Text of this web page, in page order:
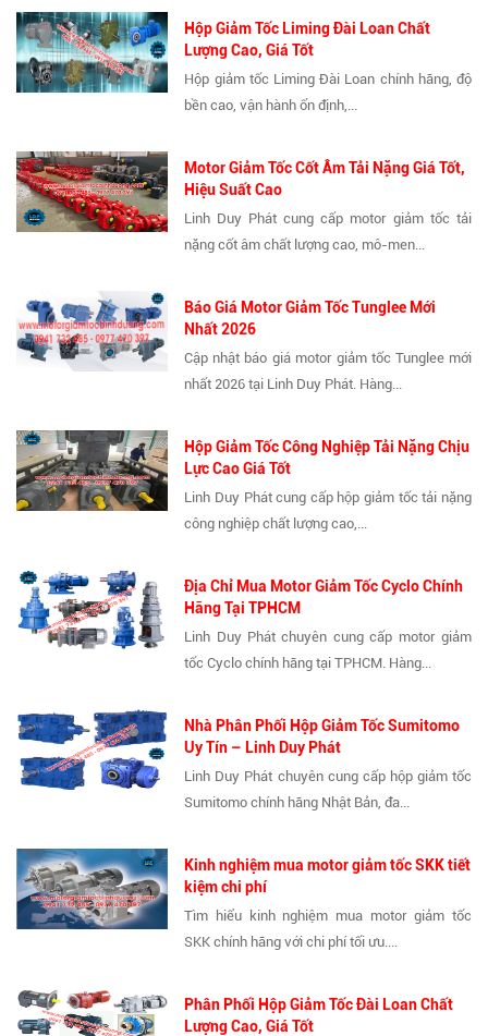
Hộp Giảm Tốc Liming Đài Loan Chất
Lượng Cao, Giá Tốt
Hộp giảm tốc Liming Đài Loan chính hãng, độ
bền cao, vận hành ổn định,...
Motor Giảm Tốc Cốt Âm Tải Nặng Giá Tốt,
Hiệu Suất Cao
Linh Duy Phát cung cấp motor giảm tốc tải
nặng cốt âm chất lượng cao, mô-men...
Báo Giá Motor Giảm Tốc Tunglee Mới
Nhất 2026
Cập nhật báo giá motor giảm tốc Tunglee mới
nhất 2026 tại Linh Duy Phát. Hàng...
Hộp Giảm Tốc Công Nghiệp Tải Nặng Chịu
Lực Cao Giá Tốt
Linh Duy Phát cung cấp hộp giảm tốc tải nặng
công nghiệp chất lượng cao,...
Địa Chỉ Mua Motor Giảm Tốc Cyclo Chính
Hãng Tại TPHCM
Linh Duy Phát chuyên cung cấp motor giảm
tốc Cyclo chính hãng tại TPHCM. Hàng...
Nhà Phân Phối Hộp Giảm Tốc Sumitomo
Uy Tín – Linh Duy Phát
Linh Duy Phát chuyên cung cấp hộp giảm tốc
Sumitomo chính hãng Nhật Bản, đa...
Kinh nghiệm mua motor giảm tốc SKK tiết
kiệm chi phí
Tìm hiểu kinh nghiệm mua motor giảm tốc
SKK chính hãng với chi phí tối ưu....
Phân Phối Hộp Giảm Tốc Đài Loan Chất
Lượng Cao, Giá Tốt